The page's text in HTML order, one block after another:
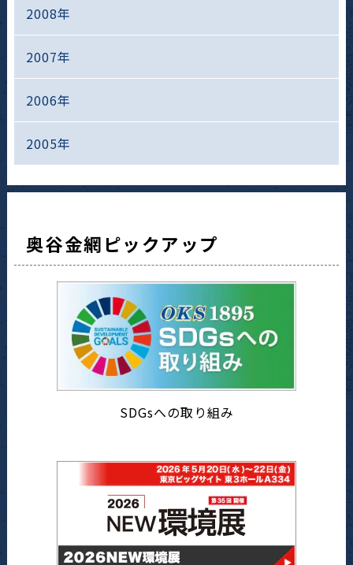
2008年
2007年
2006年
2005年
奥谷金網ピックアップ
SDGsへの取り組み